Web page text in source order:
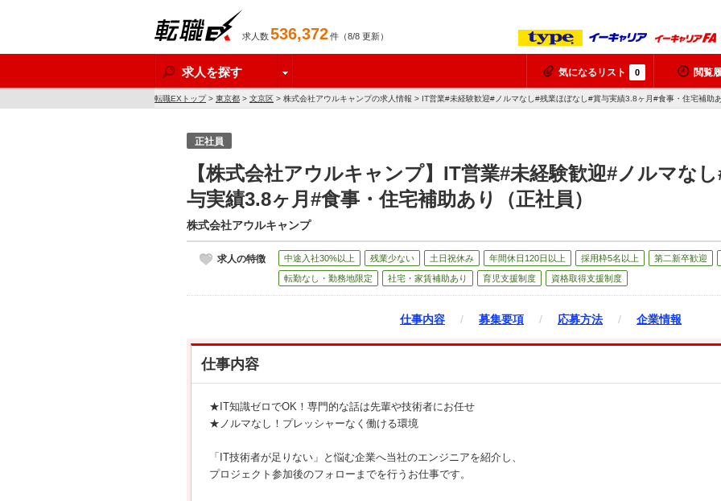
求人数536,372件（8/8 更新）
求人を探す 気になるリスト 0 閲覧
転職EXトップ> 東京都 > 文京区 > 株式会社アウルキャンプの求人情報 > IT営業#未経験歓迎#ノルマなし#残業ほぼなし#賞与実績3.8ヶ月#食事・住宅補助
正社員
【株式会社アウルキャンプ】IT営業#未経験歓迎#ノルマな
与実績3.8ヶ月#食事・住宅補助あり（正社員）
株式会社アウルキャンプ
求人の特徴 中途入社30%以上 残業少ない 土日祝休み 年間休日120日以上 採用枠5名以上 第二新卒歓迎
転勤なし・勤務地限定 社宅・家賃補助あり 育児支援制度 資格取得支援制度
仕事内容 / 募集要項 / 応募方法 / 企業情報
仕事内容
★IT知識ゼロでOK！専門的な話は先輩や技術者にお任せ
★ノルマなし！プレッシャーなく働ける環境
「IT技術者が足りない」と悩む企業へ当社のエンジニアを紹介し、
プロジェクト参加後のフォローまでを行うお仕事です。